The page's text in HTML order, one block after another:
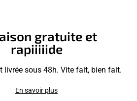
gratuite et
rapiiiiide
livrée sous 48h. Vite fait, bien fait.
En savoir plus